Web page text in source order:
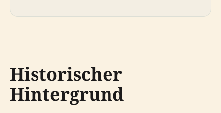
Historischer
Hintergrund